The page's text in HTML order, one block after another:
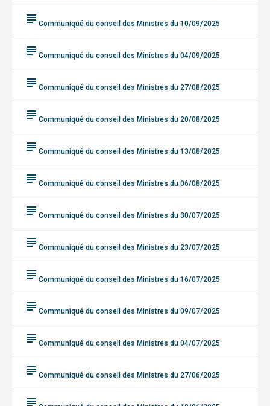
subject Communiqué du conseil des Ministres du 10/09/2025
subject Communiqué du conseil des Ministres du 04/09/2025
subject Communiqué du conseil des Ministres du 27/08/2025
subject Communiqué du conseil des Ministres du 20/08/2025
subject Communiqué du conseil des Ministres du 13/08/2025
subject Communiqué du conseil des Ministres du 06/08/2025
subject Communiqué du conseil des Ministres du 30/07/2025
subject Communiqué du conseil des Ministres du 23/07/2025
subject Communiqué du conseil des Ministres du 16/07/2025
subject Communiqué du conseil des Ministres du 09/07/2025
subject Communiqué du conseil des Ministres du 04/07/2025
subject Communiqué du conseil des Ministres du 27/06/2025
subject